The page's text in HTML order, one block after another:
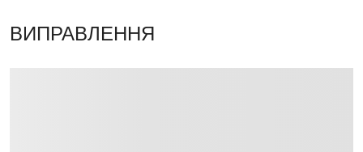
ВИПРАВЛЕННЯ